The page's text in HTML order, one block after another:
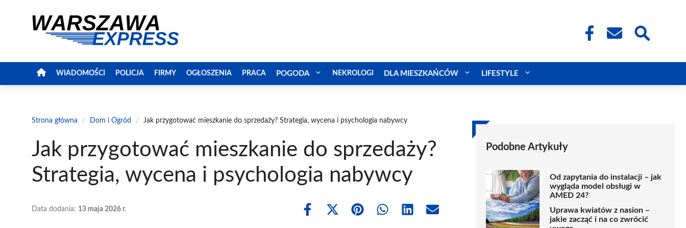
WIADOMOŚCI POLICJA FIRMY OGŁOSZENIA PRACA POGODA NEKROLOGI DLA MIESZKAŃCÓW LIFESTYLE
Strona główna / Dom i Ogród / Jak przygotować mieszkanie do sprzedaży? Strategia, wycena i psychologia nabywcy
Jak przygotować mieszkanie do sprzedaży?
Strategia, wycena i psychologia nabywcy
Data dodania: 13 maja 2026 r.
Share
Share Share Share Share Share
Podobne Artykuły
Od zapytania do instalacji – jak
wygląda model obsługi w
AMED 24?
Uprawa kwiatów z nasion –
jakie zacząć i na co zwrócić